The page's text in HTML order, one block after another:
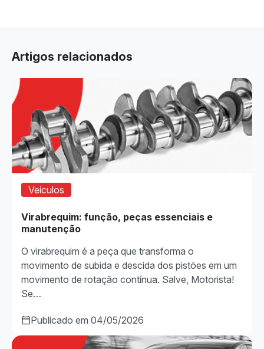
Artigos relacionados
Veículos
Virabrequim: função, peças essenciais e
manutenção
O virabrequim é a peça que transforma o
movimento de subida e descida dos pistões em um
movimento de rotação contínua. Salve, Motorista!
Se…
Publicado em 04/05/2026